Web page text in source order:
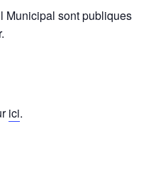
Municipal sont publiques
ici.